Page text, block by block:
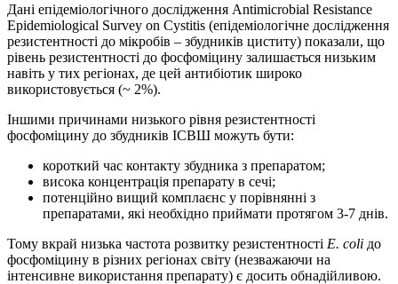
Дані епідеміологічного дослідження Antimicrobial Resistance
Epidemiological Survey on Cystitis (епідеміологічне дослідження
резистентності до мікробів – збудників циститу) показали, що
рівень резистентності до фосфоміцину залишається низьким
навіть у тих регіонах, де цей антибіотик широко
використовується (~ 2%).
Іншими причинами низького рівня резистентності
фосфоміцину до збудників ІСВШ можуть бути:
короткий час контакту збудника з препаратом;
висока концентрація препарату в сечі;
потенційно вищий комплаєнс у порівнянні з
препаратами, які необхідно приймати протягом 3-7 днів.
Тому вкрай низька частота розвитку резистентності E. coli до
фосфоміцину в різних регіонах світу (незважаючи на
інтенсивне використання препарату) є досить обнадійливою.